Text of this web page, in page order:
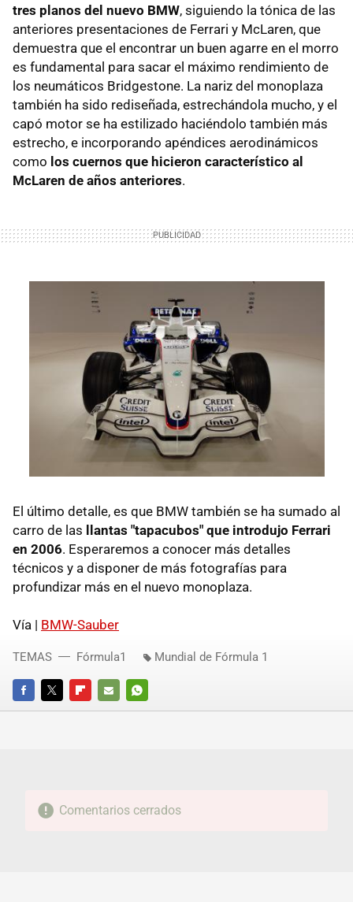
tres planos del nuevo BMW, siguiendo la tónica de las
anteriores presentaciones de Ferrari y McLaren, que
demuestra que el encontrar un buen agarre en el morro
es fundamental para sacar el máximo rendimiento de
los neumáticos Bridgestone. La nariz del monoplaza
también ha sido rediseñada, estrechándola mucho, y el
capó motor se ha estilizado haciéndolo también más
estrecho, e incorporando apéndices aerodinámicos
como los cuernos que hicieron característico al
McLaren de años anteriores.
El último detalle, es que BMW también se ha sumado al
carro de las llantas "tapacubos" que introdujo Ferrari
en 2006. Esperaremos a conocer más detalles
técnicos y a disponer de más fotografías para
profundizar más en el nuevo monoplaza.
Vía | BMW-Sauber
FACEBOOKTWITTERFLIPBOARD
E-
WHATSAPP
TEMAS Fórmula1 Mundial de Fórmula 1
Comentarios cerrados